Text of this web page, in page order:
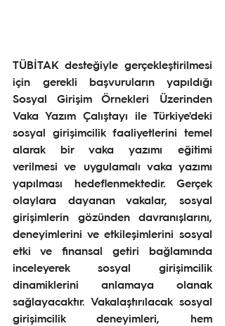
TÜBİTAK desteğiyle gerçekleştirilmesi
Sosyal Girişim Örnekleri Üzerinden
Vaka Yazım Çalıştayı ile Türkiye'deki
sosyal girişimcilik faaliyetlerini temel
alarak bir vaka yazımı eğitimi
verilmesi ve uygulamalı vaka yazımı
yapılması hedeflenmektedir. Gerçek
olaylara dayanan vakalar, sosyal
girişimlerin gözünden davranışlarını,
deneyimlerini ve etkileşimlerini sosyal
etki ve finansal getiri bağlamında
inceleyerek sosyal girişimcilik
dinamiklerini anlamaya olanak
sağlayacaktır. Vakalaştırılacak sosyal
girişimcilik deneyimleri, hem